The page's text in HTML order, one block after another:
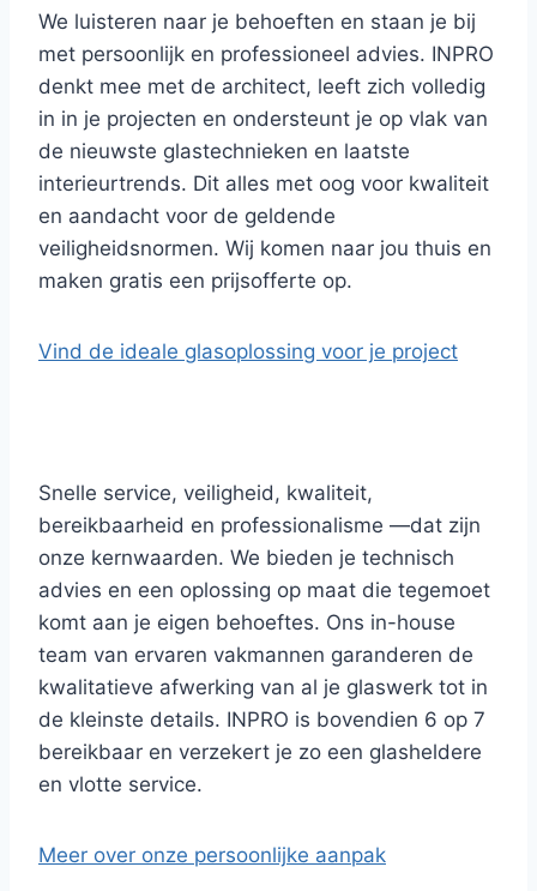
We luisteren naar je behoeften en staan je bij
met persoonlijk en professioneel advies. INPRO
denkt mee met de architect, leeft zich volledig
in in je projecten en ondersteunt je op vlak van
de nieuwste glastechnieken en laatste
interieurtrends. Dit alles met oog voor kwaliteit
en aandacht voor de geldende
veiligheidsnormen. Wij komen naar jou thuis en
maken gratis een prijsofferte op.
Vind de ideale glasoplossing voor je project
Snelle service, veiligheid, kwaliteit,
bereikbaarheid en professionalisme —dat zijn
onze kernwaarden. We bieden je technisch
advies en een oplossing op maat die tegemoet
komt aan je eigen behoeftes. Ons in-house
team van ervaren vakmannen garanderen de
kwalitatieve afwerking van al je glaswerk tot in
de kleinste details. INPRO is bovendien 6 op 7
bereikbaar en verzekert je zo een glasheldere
en vlotte service.
Meer over onze persoonlijke aanpak